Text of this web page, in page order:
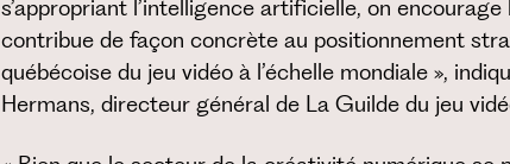
s’appropriant l’intelligence artificielle, on encourage
contribue de façon concrète au positionnement
québécoise du jeu vidéo à l’échelle mondiale »,
Hermans, directeur général de La Guilde du jeu